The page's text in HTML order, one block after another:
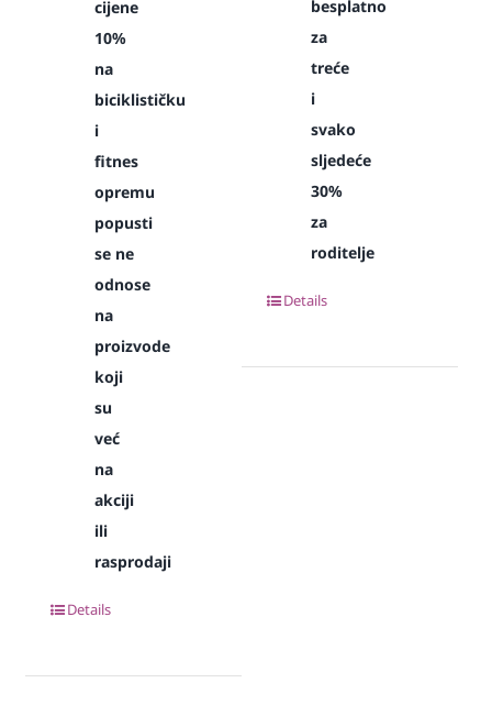
cijene
10%
na
biciklističku
i
fitnes
opremu
popusti
se ne
odnose
na
proizvode
koji
su
već
na
akciji
ili
rasprodaji
Details
besplatno
za
treće
i
svako
sljedeće
30%
za
roditelje
Details